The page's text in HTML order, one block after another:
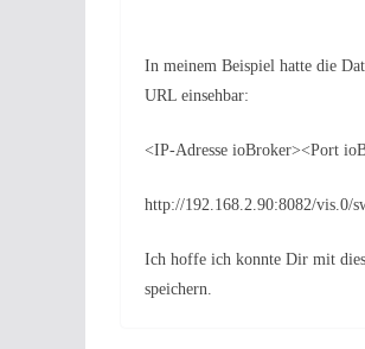
In meinem Beispiel hatte die
URL einsehbar:
<IP-Adresse ioBroker><Port
http://192.168.2.90:8082/vis.0/
Ich hoffe ich konnte Dir mit
speichern.